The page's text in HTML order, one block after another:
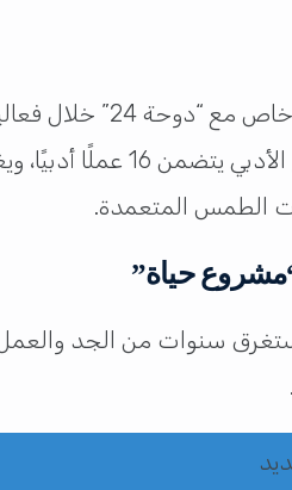
مؤكدًا على أن المشروع يسعى إلى توثيق
الطمس المتعمدة.
حياة”
سنوات من الجد